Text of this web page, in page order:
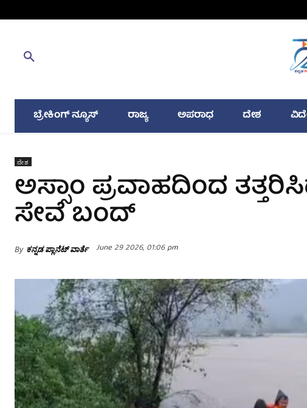
ಬ್ರೇಕಿಂಗ್ ನ್ಯೂಸ್ ರಾಜ್ಯ ಅಪರಾಧ ದೇಶ
ದೇಶ
ಅಸ್ಸಾಂ ಪ್ರವಾಹದಿಂದ
ಸೇವೆ ಬಂದ್‌
By ಕನ್ನಡ ಪ್ಲಾನೆಟ್ ವಾರ್ತೆ June 29 2026, 01:06 pm